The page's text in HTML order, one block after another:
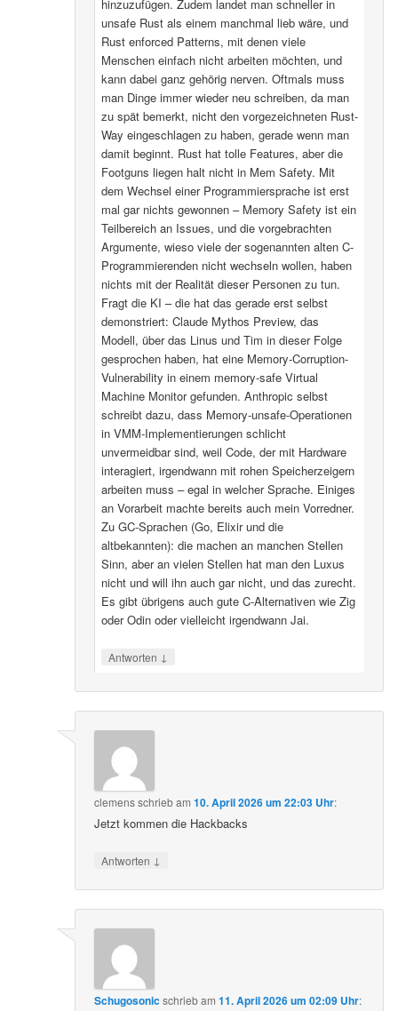
hinzuzufügen. Zudem landet man schneller in
unsafe Rust als einem manchmal lieb wäre, und
Rust enforced Patterns, mit denen viele
Menschen einfach nicht arbeiten möchten, und
kann dabei ganz gehörig nerven. Oftmals muss
man Dinge immer wieder neu schreiben, da man
zu spät bemerkt, nicht den vorgezeichneten Rust-
Way eingeschlagen zu haben, gerade wenn man
damit beginnt. Rust hat tolle Features, aber die
Footguns liegen halt nicht in Mem Safety. Mit
dem Wechsel einer Programmiersprache ist erst
mal gar nichts gewonnen – Memory Safety ist ein
Teilbereich an Issues, und die vorgebrachten
Argumente, wieso viele der sogenannten alten C-
Programmierenden nicht wechseln wollen, haben
nichts mit der Realität dieser Personen zu tun.
Fragt die KI – die hat das gerade erst selbst
demonstriert: Claude Mythos Preview, das
Modell, über das Linus und Tim in dieser Folge
gesprochen haben, hat eine Memory-Corruption-
Vulnerability in einem memory-safe Virtual
Machine Monitor gefunden. Anthropic selbst
schreibt dazu, dass Memory-unsafe-Operationen
in VMM-Implementierungen schlicht
unvermeidbar sind, weil Code, der mit Hardware
interagiert, irgendwann mit rohen Speicherzeigern
arbeiten muss – egal in welcher Sprache. Einiges
an Vorarbeit machte bereits auch mein Vorredner.
Zu GC-Sprachen (Go, Elixir und die
altbekannten): die machen an manchen Stellen
Sinn, aber an vielen Stellen hat man den Luxus
nicht und will ihn auch gar nicht, und das zurecht.
Es gibt übrigens auch gute C-Alternativen wie Zig
oder Odin oder vielleicht irgendwann Jai.
Antworten ↓
clemensschriebam10. April 2026 um 22:03 Uhr:
Jetzt kommen die Hackbacks
Antworten ↓
Schugosonicschriebam11. April 2026 um 02:09 Uhr: